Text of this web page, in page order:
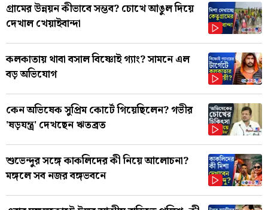
গ্রামের উন্নয়ন কীভাবে সম্ভব? চোখে আঙুল দিয়ে
দেখাল খেয়াইবান্দা
কলকাতায় থাবা বসাল বিষ্ণোই গ্যাং? সামনে এল
বড় অভিযোগ
কেন অভিষেক সুপ্রিম কোর্টে গিয়েছিলেন? গভীর
'ষড়যন্ত্র' দেখছেন ঋতব্রত
শুভেন্দুর সঙ্গে কাকলিদের কী নিয়ে আলোচনা?
মঙ্গলে সব নজর বঙ্গভবনে